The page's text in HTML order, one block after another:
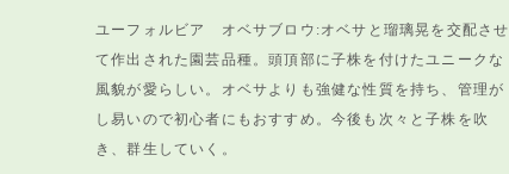
ユーフォルビア オベサブロウ:オベサと瑠璃晃を交配させ
て作出された園芸品種。頭頂部に子株を付けたユニークな
風貌が愛らしい。オベサよりも強健な性質を持ち、管理が
し易いので初心者にもおすすめ。今後も次々と子株を吹
き、群生していく。